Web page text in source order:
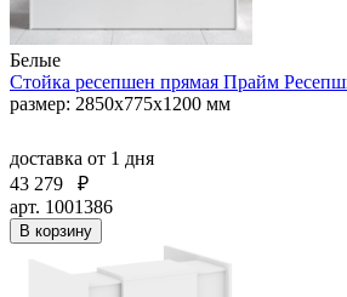
Белые
Стойка ресепшен прямая Прайм
размер: 2850x775x1200 мм
доставка от 1 дня
43 279
₽
арт. 1001386
В корзину